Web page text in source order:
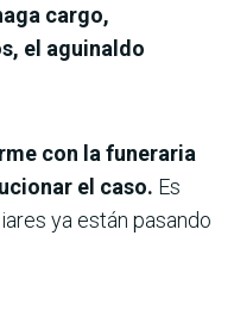
cargo,
el aguinaldo
con la funeraria
el caso. Es
ya están pasando